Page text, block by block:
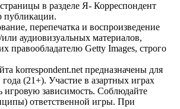
в разделе Я- Корреспондент
публикации.
перепечатка и воспроизведение
аудиовизуальных материалов,
правообладателю Getty Images, строго
korrespondent.net предназначены для
(21+). Участие в азартных играх
игровую зависимость. Соблюдайте
ответственной игры. При